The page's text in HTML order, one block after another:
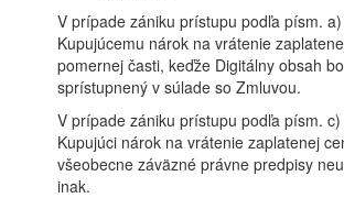
V prípade zániku prístupu podľa písm.
Kupujúcemu nárok na vrátenie
pomernej časti, keďže Digitálny obsah
sprístupnený v súlade so Zmluvou.
V prípade zániku prístupu podľa písm.
Kupujúci nárok na vrátenie zaplatenej
všeobecne záväzné právne predpisy
inak.